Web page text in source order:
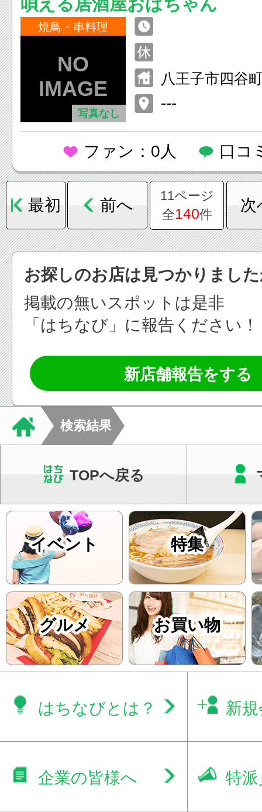
焼鳥・串料理
写真なし
八王子市四谷
---
ファン：0人 口コ
最初 前へ
11ページ
全140件
次
お探しのお店は見つかりまし
掲載の無いスポットは是非
「はちなび」に報告ください！
新店舗報告をする
検索結果
TOPへ戻る
イベント 特集
グルメ お買い物
はちなびとは？ 新
企業の皆様へ 特